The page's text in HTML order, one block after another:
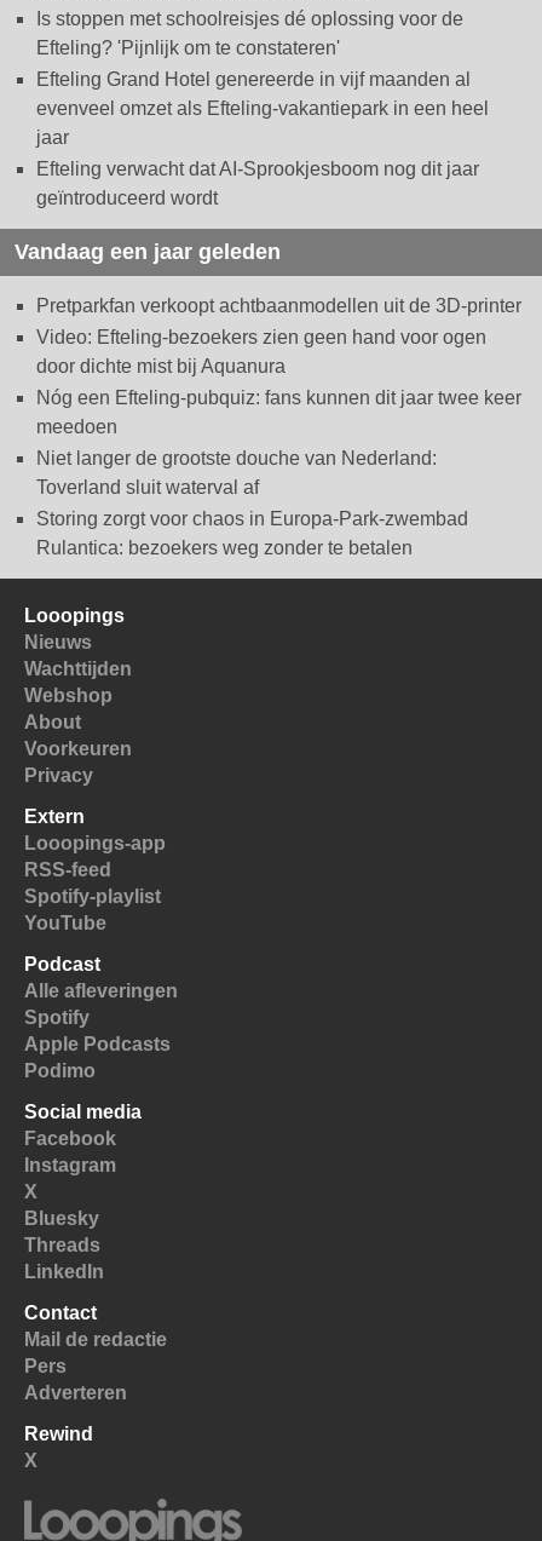
Is stoppen met schoolreisjes dé oplossing voor de
Efteling? 'Pijnlijk om te constateren'
Efteling Grand Hotel genereerde in vijf maanden al
evenveel omzet als Efteling-vakantiepark in een heel
jaar
Efteling verwacht dat AI-Sprookjesboom nog dit jaar
geïntroduceerd wordt
Vandaag een jaar geleden
Pretparkfan verkoopt achtbaanmodellen uit de 3D-printer
Video: Efteling-bezoekers zien geen hand voor ogen
door dichte mist bij Aquanura
Nóg een Efteling-pubquiz: fans kunnen dit jaar twee keer
meedoen
Niet langer de grootste douche van Nederland:
Toverland sluit waterval af
Storing zorgt voor chaos in Europa-Park-zwembad
Rulantica: bezoekers weg zonder te betalen
Looopings
Nieuws
Wachttijden
Webshop
About
Voorkeuren
Privacy
Extern
Looopings-app
RSS-feed
Spotify-playlist
YouTube
Podcast
Alle afleveringen
Spotify
Apple Podcasts
Podimo
Social media
Facebook
Instagram
X
Bluesky
Threads
LinkedIn
Contact
Mail de redactie
Pers
Adverteren
Rewind
X